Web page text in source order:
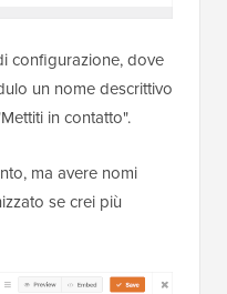
configurazione, dove
un nome descrittivo
in contatto".
ma avere nomi
se crei più